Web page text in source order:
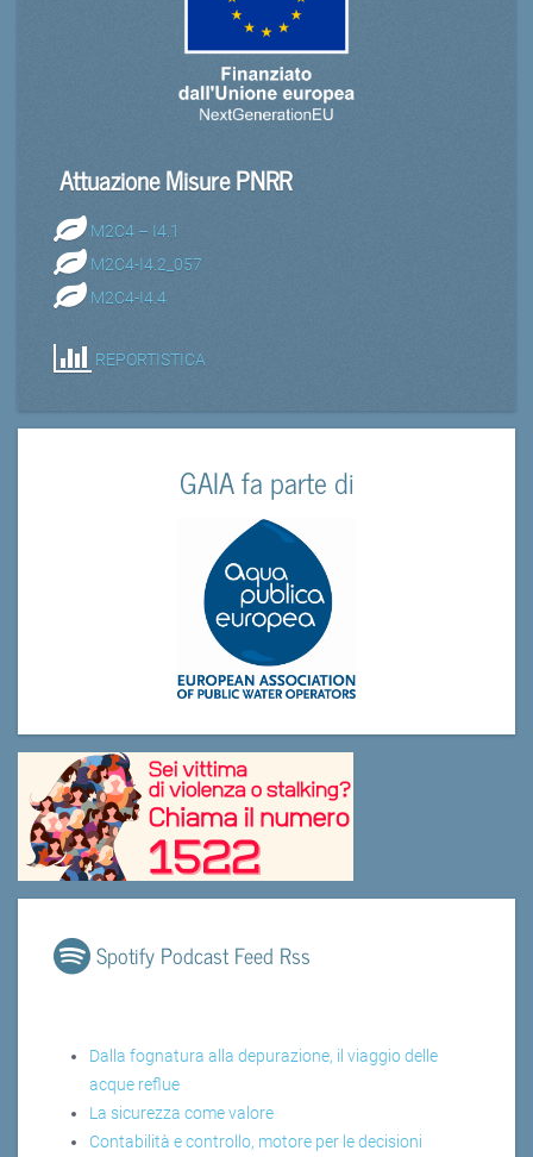
Attuazione Misure PNRR
M2C4 – I4.1
M2C4-I4.2_057
M2C4-I4.4
REPORTISTICA
GAIA fa parte di
Spotify Podcast Feed Rss
Dalla fognatura alla depurazione, il viaggio delle
acque reflue
La sicurezza come valore
Contabilità e controllo, motore per le decisioni